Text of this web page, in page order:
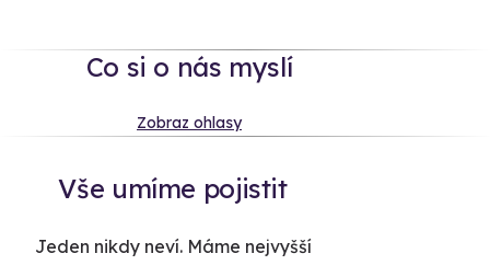
Co si o nás myslí
Zobraz ohlasy
Vše umíme pojistit
Jeden nikdy neví. Máme nejvyšší